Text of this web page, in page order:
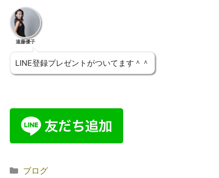
遠藤優子
LINE登録プレゼントがついてます＾＾
ブログ